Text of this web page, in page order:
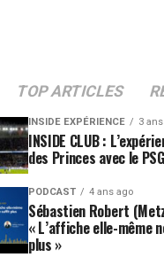
TOP ARTICLES
INSIDE EXPÉRIENCE 3
INSIDE CLUB :
des Princes avec le PSG
PODCAST 4 ans ago
Sébastien Robert
« L’affiche elle-même
plus »